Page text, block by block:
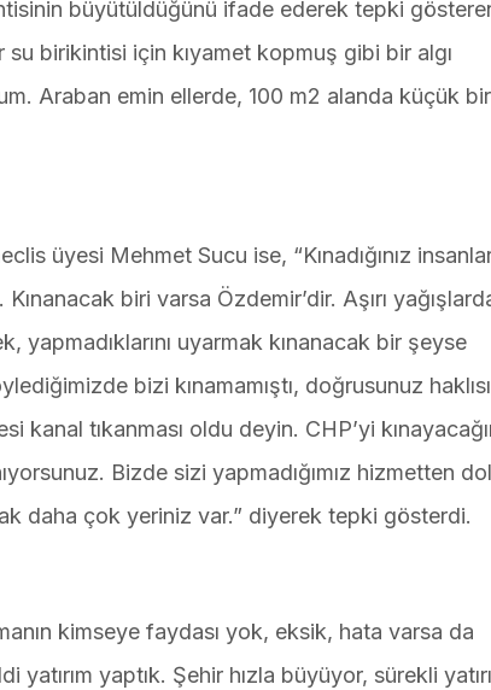
büyütüldüğünü ifade ederek tepki
birikintisi için kıyamet kopmuş gibi bir algı
Araban emin ellerde, 100 m2 alanda küçük
üyesi Mehmet Sucu ise, “Kınadığınız
biri varsa Özdemir’dir. Aşırı
yapmadıklarını uyarmak kınanacak bir şeyse
bizi kınamamıştı, doğrusunuz
tıkanması oldu deyin. CHP’yi
Bizde sizi yapmadığımız hizmetten
daha çok yeriniz var.” diyerek tepki gösterdi.
kimseye faydası yok, eksik, hata varsa da
yaptık. Şehir hızla büyüyor, sürekli